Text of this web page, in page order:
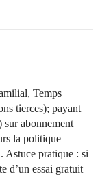
Temps
tierces); payant =
abonnement
la politique
Astuce pratique : si
d’un essai gratuit